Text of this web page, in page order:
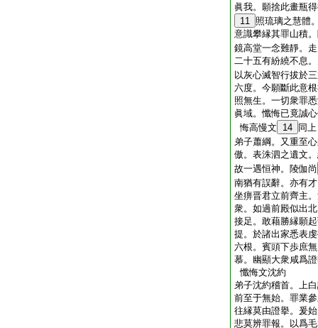
眞我。願捨此畫瓶
11 照琉璃之慧體
意識攀縁其罪山積
鏡高堂一念難靜。
二十五有紛繞不息
以灰心滅智行拔於
六度。今願斷此意
照無生。一切衆罪
眞域。懺悔已竟誠
悔高慢文
14
同上
弟子蕭綱。又重至
傲。表洙泗之遺文
故一遇恒神。陵伽尚
南猶有誤辭。亦有
坐痹晋君立前齊主
衆。如過前殿似出
接足。敢藉勝縁願
提。於諸出家悉表
六根。賓頭下歩庶
慕。幽顯大衆咸爲
懺悔文沈約
弟子沈約稽首。上
前至于無始。罪業
往縁莫由證擧。爰
悲莫辨罪報。以爲